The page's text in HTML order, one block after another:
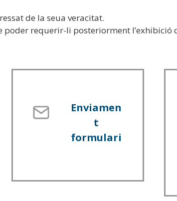
de la seua veracitat.
poder requerir-li posteriorment
Enviamen
t
formulari